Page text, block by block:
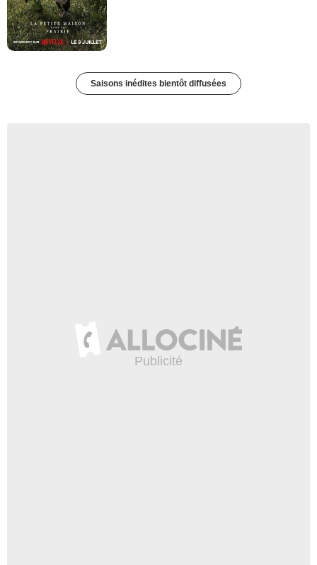
Saisons inédites bientôt diffusées